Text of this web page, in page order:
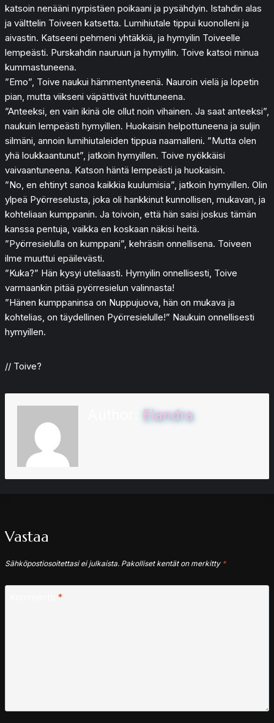
katsoin nenääni nyrpistäen poikaani ja pysähdyin. Istahdin alas
ja välttelin Toiveen katsetta. Lumihiutale tippui kuonolleni ja
aivastin. Katseeni pehmeni yhtäkkiä, ja hymyilin Toiveelle
lempeästi. Purskahdin nauruun ja hymyilin. Toive katsoi minua
kummastuneena.
”Emo”, Toive naukui hämmentyneenä. Nauroin vielä ja lopetin
pian, mutta viikseni väpättivät huvittuneena.
”Anteeksi, en vain ikinä ole ollut noin vihainen. Ja saat anteeksi”,
naukuin lempeästi hymyillen. Huokaisin helpottuneena ja suljin
silmäni, annoin lumihiutaleiden tippua naamalleni. ”Mutta olen
yhä loukkaantunut”, jatkoin hymyillen. Toive nyökkäisi
vaivaantuneena. Katson häntä lempeästi ja huokaisin.
”No, en ehtinyt sanoa kaikkia kuulumisia”, jatkoin hymyillen. Olin
ylpeä Pyörreselusta, joka oli hankkinut kunnollisen, mukavan, ja
kohteliaan kumppanin. Ja toivoin, että hän saisi joskus tämän
kanssa pentuja, vaikka en koskaan näkisi heitä.
”Pyörresielulla on kumppani”, kehräsin onnellisena. Toiveen
ilme muuttui epäilevästi.
”Kuka?” Hän kysyi uteliaasti. Hymyilin onnellisesti, Toive
varmaankin pitää pyörresielun valinnasta!
”Hänen kumppaninsa on Nuppujuova, hän on mukava ja
kohtelias, on täydellinen Pyörresielulle!” Naukuin onnellisesti
hymyillen.
// Toive?
Elandra
Vastaa
Sähköpostiosoitettasi ei julkaista. Pakolliset kentät on merkitty *
*